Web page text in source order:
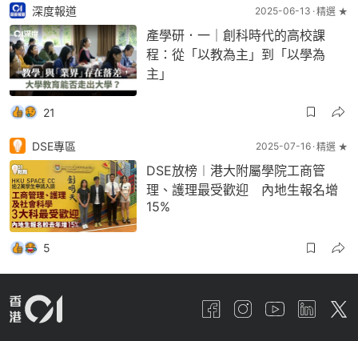
深度報道 2025-06-13 精選 ★
產學研．一｜創科時代的高校課
程：從「以教為主」到「以學為
主」
21
DSE專區 2025-07-16 精選 ★
DSE放榜︱港大附屬學院工商管
理、護理最受歡迎 內地生報名增
15%
5